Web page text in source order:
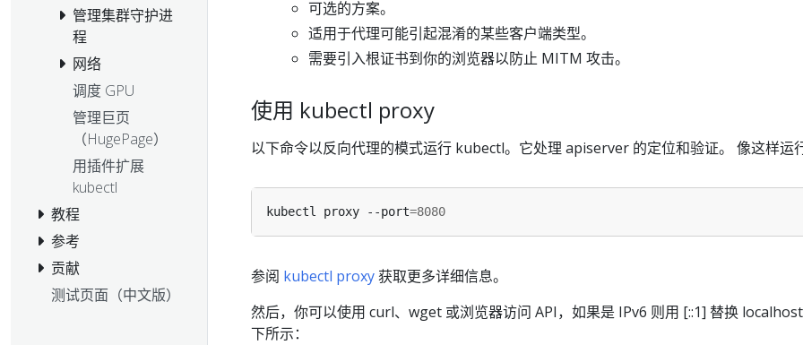
管理集群守护进
程
网络
调度 GPU
管理巨页
（HugePage）
用插件扩展
kubectl
教程
参考
贡献
测试页面（中文版）
可选的方案。
适用于代理可能引起混淆的某些客户端类型。
需要引入根证书到你的浏览器以防止 MITM 攻击。
使用 kubectl proxy
以下命令以反向代理的模式运行 kubectl。它处理 apiserver 的定位和验证。 像这样运
kubectl proxy --port=8080
参阅 kubectl proxy获取更多详细信息。
然后，你可以使用 curl、wget 或浏览器访问 API，如果是 IPv6 则用 [::1] 替换
下所示：